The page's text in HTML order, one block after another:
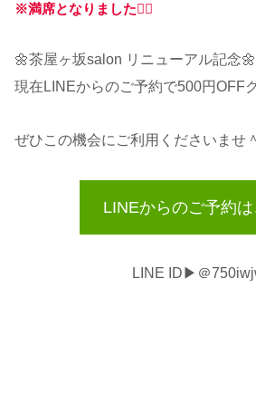
※満席となりました🙇‍♂️
🌼茶屋ヶ坂salon リニューアル記念🌼
現在LINEからのご予約で500円OFF
ぜひこの機会にご利用くださいませ
LINEからのご予約
LINE ID▶︎＠